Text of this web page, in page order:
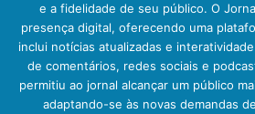
e a fidelidade de seu público. O
presença digital, oferecendo uma
inclui notícias atualizadas e
de comentários, redes sociais e
permitiu ao jornal alcançar um público
adaptando-se às novas demandas